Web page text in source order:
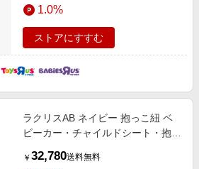
1.0%
ストアにすすむ
ラクリスAB ネイビー 抱っこ紐 ベ
ビーカー・チャイルドシート・抱っ
っこ紐・スリング
￥ 32,780送料無料